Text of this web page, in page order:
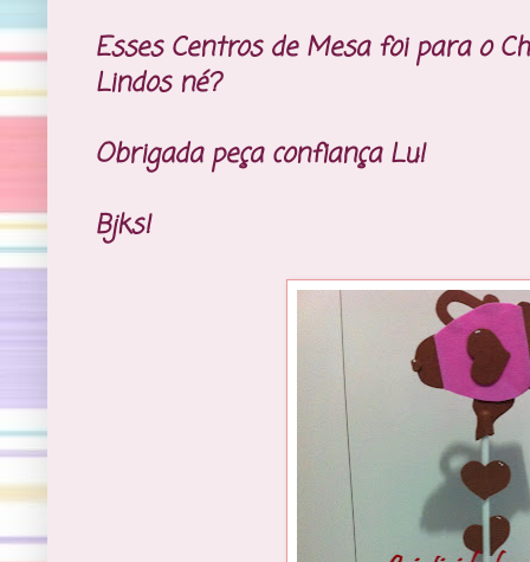
Esses Centros de Mesa foi para o
Lindos né?
Obrigada peça confiança Lu!
Bjks!